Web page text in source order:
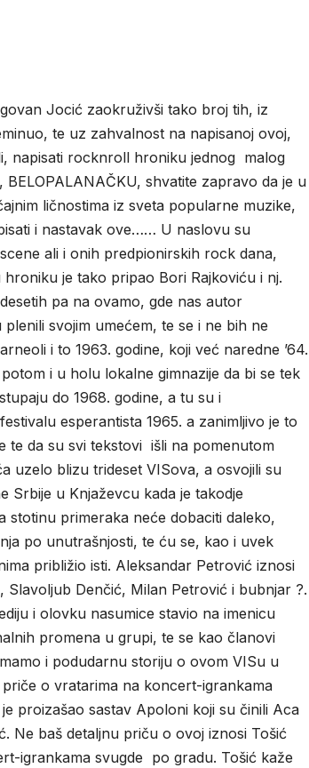
Jocić zaokruživši tako broj tih, iz
te uz zahvalnost na napisanoj ovoj,
napisati rocknroll hroniku jednog malog
shvatite zapravo da je u
ličnostima iz sveta popularne muzike,
i nastavak ove…… U naslovu su
ali i onih predpionirskih rock dana,
je tako pripao Bori Rajkoviću i nj.
pa na ovamo, gde nas autor
svojim umećem, te se i ne bih ne
i to 1963. godine, koji već naredne ’64.
i u holu lokalne gimnazije da bi se tek
do 1968. godine, a tu su i
esperantista 1965. a zanimljivo je to
te da su svi tekstovi išli na pomenutom
uzelo blizu trideset VISova, a osvojili su
Srbije u Knjaževcu kada je takodje
stotinu primeraka neće dobaciti daleko,
po unutrašnjosti, te ću se, kao i uvek
približio isti. Aleksandar Petrović iznosi
Slavoljub Denčić, Milan Petrović i bubnjar ?.
i olovku nasumice stavio na imenicu
promena u grupi, te se kao članovi
i podudarnu storiju o ovom VISu u
o vratarima na koncert-igrankama
proizašao sastav Apoloni koji su činili Aca
Ne baš detaljnu priču o ovoj iznosi Tošić
igrankama svugde po gradu. Tošić kaže